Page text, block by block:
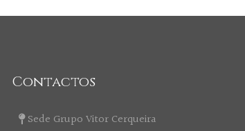
Contactos
Sede Grupo Vitor Cerqueira